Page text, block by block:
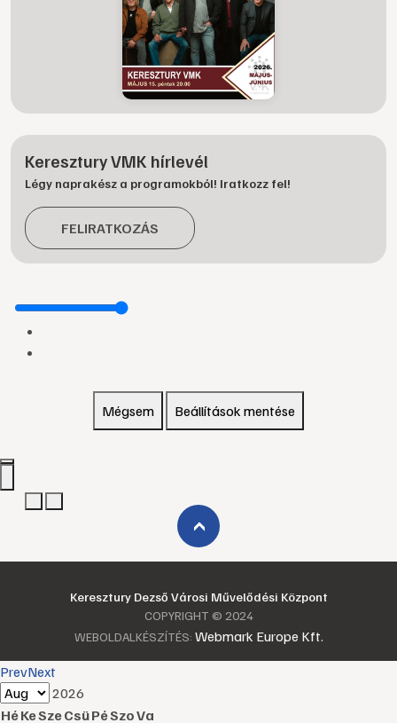
Keresztury VMK hírlevél
Légy naprakész a programokból! Iratkozz fel!
FELIRATKOZÁS
Mégsem Beállítások mentése
›
Keresztury Dezső Városi Művelődési Központ
COPYRIGHT © 2024
WEBOLDALKÉSZÍTÉS: Webmark Europe Kft.
PrevNext
2026
HéKeSzeCsüPéSzoVa